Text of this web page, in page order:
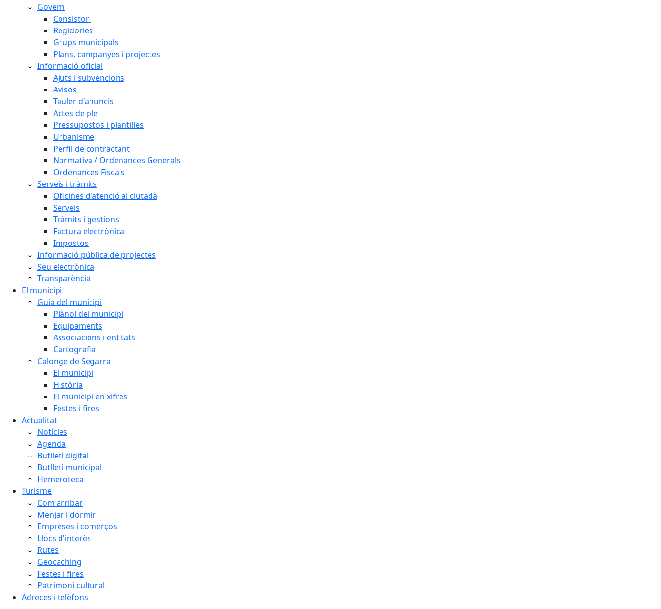
Govern
Consistori
Regidories
Grups municipals
Plans, campanyes i projectes
Informació oficial
Ajuts i subvencions
Avisos
Tauler d'anuncis
Actes de ple
Pressupostos i plantilles
Urbanisme
Perfil de contractant
Normativa / Ordenances Generals
Ordenances Fiscals
Serveis i tràmits
Oficines d'atenció al ciutadà
Serveis
Tràmits i gestions
Factura electrònica
Impostos
Informació pública de projectes
Seu electrònica
Transparència
El municipi
Guia del municipi
Plànol del municipi
Equipaments
Associacions i entitats
Cartografia
Calonge de Segarra
El municipi
Història
El municipi en xifres
Festes i fires
Actualitat
Notícies
Agenda
Butlletí digital
Butlletí municipal
Hemeroteca
Turisme
Com arribar
Menjar i dormir
Empreses i comerços
Llocs d'interès
Rutes
Geocaching
Festes i fires
Patrimoni cultural
Adreces i telèfons